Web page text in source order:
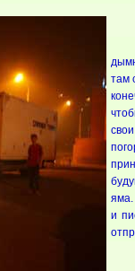
там
яма.
и